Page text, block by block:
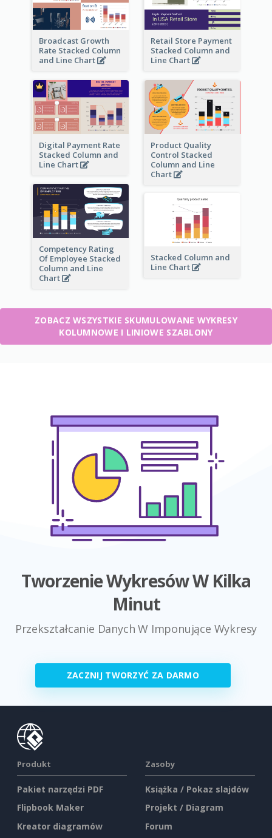
Broadcast Growth
Rate Stacked Column
and Line Chart
Retail Store Payment
Stacked Column and
Line Chart
Digital Payment Rate
Stacked Column and
Line Chart
Product Quality
Control Stacked
Column and Line
Chart
Competency Rating
Of Employee Stacked
Column and Line
Chart
Stacked Column and
Line Chart
ZOBACZ WSZYSTKIE SKUMULOWANE WYKRESY
KOLUMNOWE I LINIOWE SZABLONY
Tworzenie Wykresów W Kilka
Minut
Przekształcanie Danych W Imponujące Wykresy
ZACZNIJ TWORZYĆ ZA DARMO
Produkt
Pakiet narzędzi PDF
Flipbook Maker
Kreator diagramów
Zasoby
Książka / Pokaz slajdów
Projekt / Diagram
Forum